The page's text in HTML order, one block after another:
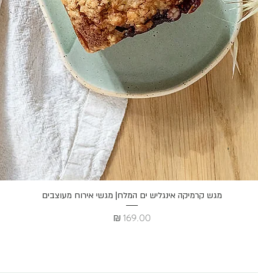
תצוגה מהירה
מגש קרמיקה אינגליש ים המלח| מגשי אירוח מעוצבים
מחיר